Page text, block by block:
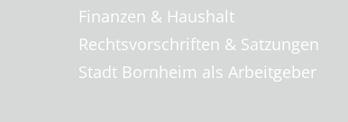
Finanzen & Haushalt
Rechtsvorschriften & Satzungen
Stadt Bornheim als Arbeitgeber